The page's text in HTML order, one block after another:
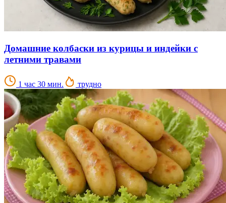
Домашние колбаски из курицы и индейки с
летними травами
1 час 30 мин. трудно